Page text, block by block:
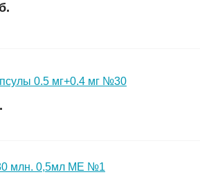
0.5 мг+0.4 мг №30
млн. 0,5мл МЕ №1